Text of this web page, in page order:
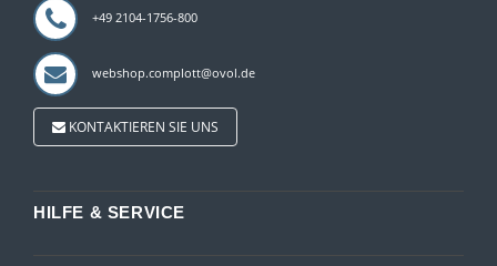
+49 2104-1756-800
webshop.complott@ovol.de
KONTAKTIEREN SIE UNS
HILFE & SERVICE